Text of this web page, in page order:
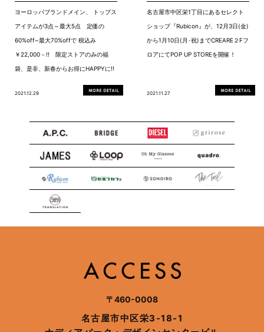
ヨーロッパブランドメイン、 トップス
アイテムが3点～最大5点 定価の
60%off~最大70%offで 税込み
￥22,000－!! 限定ストアのみの福
袋、是非、新春からお得にHAPPYに!!
2021.12.29
名古屋市中区栄1丁目にあるセレクト
ショップ『Rubicon』が、12月3日(金)
から1月10日(月･祝)までCREARE２Fフ
ロアにてPOP UP STOREを開催！
2021.11.27
〒460-0008
名古屋市中区栄3-18-1